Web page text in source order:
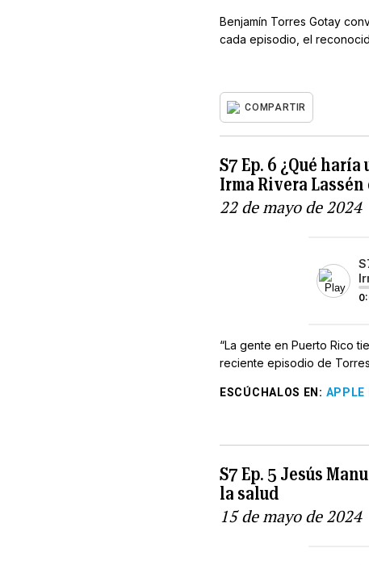
Benjamín Torres Gotay
cada episodio, el
COMPARTIR
S7 Ep. 6 ¿Qué
Irma Rivera
22 de mayo de 2024
“La gente en Puerto Rico
reciente episodio de
ESCÚCHALOS EN : APPLE
S7 Ep. 5 Jesús
la salud
15 de mayo de 2024